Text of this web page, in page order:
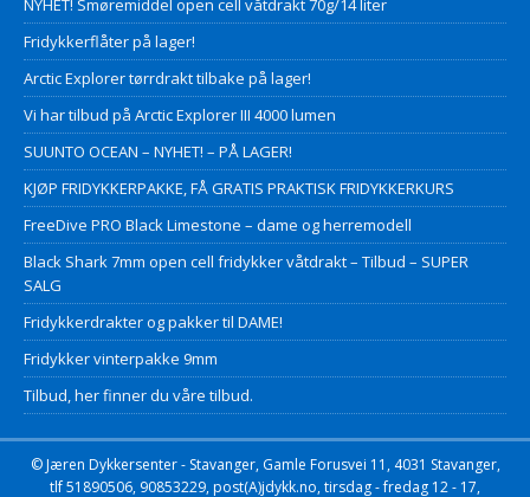
NYHET! Smøremiddel open cell våtdrakt 70g/14 liter
Fridykkerflåter på lager!
Arctic Explorer tørrdrakt tilbake på lager!
Vi har tilbud på Arctic Explorer III 4000 lumen
SUUNTO OCEAN – NYHET! – PÅ LAGER!
KJØP FRIDYKKERPAKKE, FÅ GRATIS PRAKTISK FRIDYKKERKURS
FreeDive PRO Black Limestone – dame og herremodell
Black Shark 7mm open cell fridykker våtdrakt – Tilbud – SUPER
SALG
Fridykkerdrakter og pakker til DAME!
Fridykker vinterpakke 9mm
Tilbud, her finner du våre tilbud.
© Jæren Dykkersenter - Stavanger, Gamle Forusvei 11, 4031 Stavanger,
tlf 51890506, 90853229, post(A)jdykk.no, tirsdag - fredag 12 - 17,